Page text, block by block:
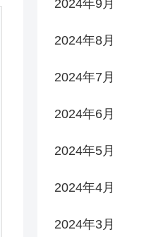
2024年9月
2024年8月
2024年7月
2024年6月
2024年5月
2024年4月
2024年3月